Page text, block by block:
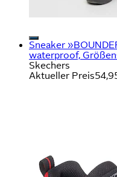
Sneaker
waterproof,
Skechers
Aktueller Preis